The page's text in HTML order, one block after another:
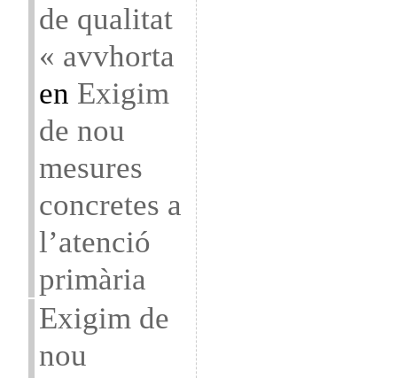
de qualitat
« avvhorta
en Exigim
de nou
mesures
concretes a
l’atenció
primària
Exigim de
nou